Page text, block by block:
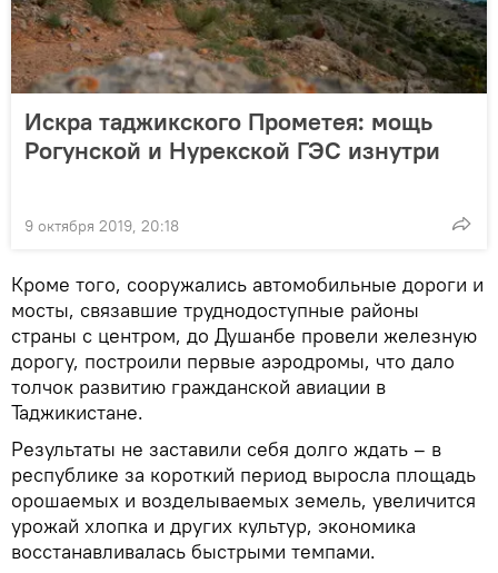
Искра таджикского Прометея: мощь
Рогунской и Нурекской ГЭС изнутри
9 октября 2019, 20:18
Кроме того, сооружались автомобильные дороги и
мосты, связавшие труднодоступные районы
страны с центром, до Душанбе провели железную
дорогу, построили первые аэродромы, что дало
толчок развитию гражданской авиации в
Таджикистане.
Результаты не заставили себя долго ждать – в
республике за короткий период выросла площадь
орошаемых и возделываемых земель, увеличится
урожай хлопка и других культур, экономика
восстанавливалась быстрыми темпами.